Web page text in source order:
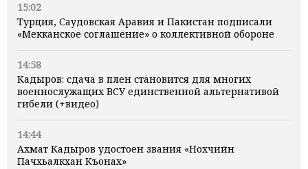
15:02
Турция, Саудовская Аравия и Пакистан подписали
«Мекканское соглашение» о коллективной обороне
14:58
Кадыров: сдача в плен становится для многих
военнослужащих ВСУ единственной альтернативой
гибели (+видео)
14:44
Ахмат Кадыров удостоен звания «Нохчийн
Пачхьалкхан Къонах»